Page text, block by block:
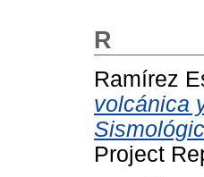
R
Ramírez
volcánica
Project